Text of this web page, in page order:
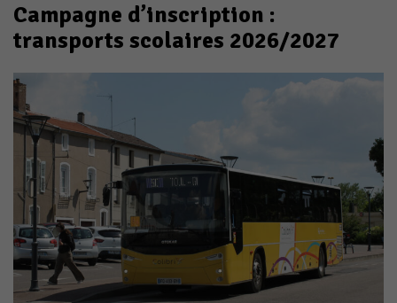
Campagne d’inscription :
transports scolaires 2026/2027